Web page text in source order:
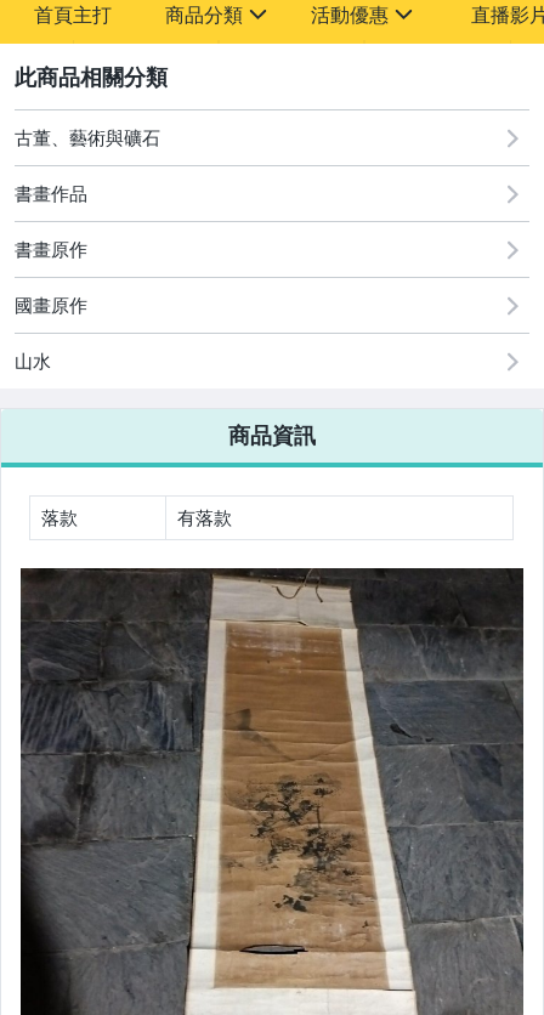
首頁主打 商品分類
其它
活動優惠
[全店] 粉絲專享
[全店] 周年慶
直播影
古董、藝術與礦石
書畫作品
書畫原作
國畫原作
山水
商品資訊
落款 有落款